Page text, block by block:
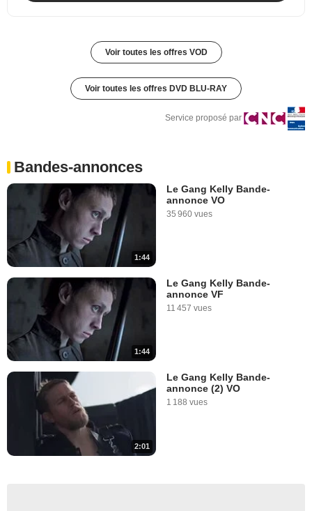
Voir toutes les offres VOD
Voir toutes les offres DVD BLU-RAY
Service proposé par
Bandes-annonces
1:44
Le Gang Kelly Bande-
annonce VO
35 960 vues
1:44
Le Gang Kelly Bande-
annonce VF
11 457 vues
2:01
Le Gang Kelly Bande-
annonce (2) VO
1 188 vues